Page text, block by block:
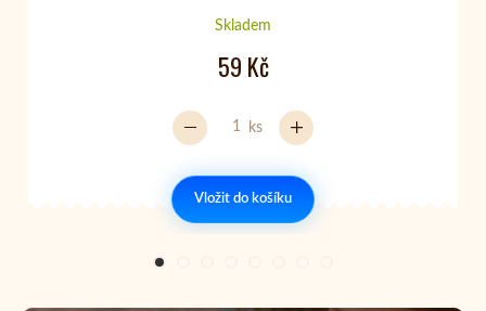
Skladem
59 Kč
ks
Vložit do košíku